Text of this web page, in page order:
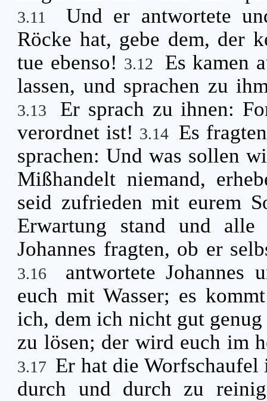
3.11
Und er antwortete
Röcke hat, gebe dem, der
tue ebenso! 3.12
Es kamen
lassen, und sprachen zu
3.13
Er sprach zu ihnen:
verordnet ist! 3.14 Es
sprachen: Und was sollen
Mißhandelt niemand,
seid zufrieden mit eurem
Erwartung stand und
Johannes fragten, ob er
3.16
antwortete Johannes
euch mit Wasser; es
ich, dem ich nicht gut
zu lösen; der wird euch im
3.17 Er hat die Worfschaufel
durch und durch zu